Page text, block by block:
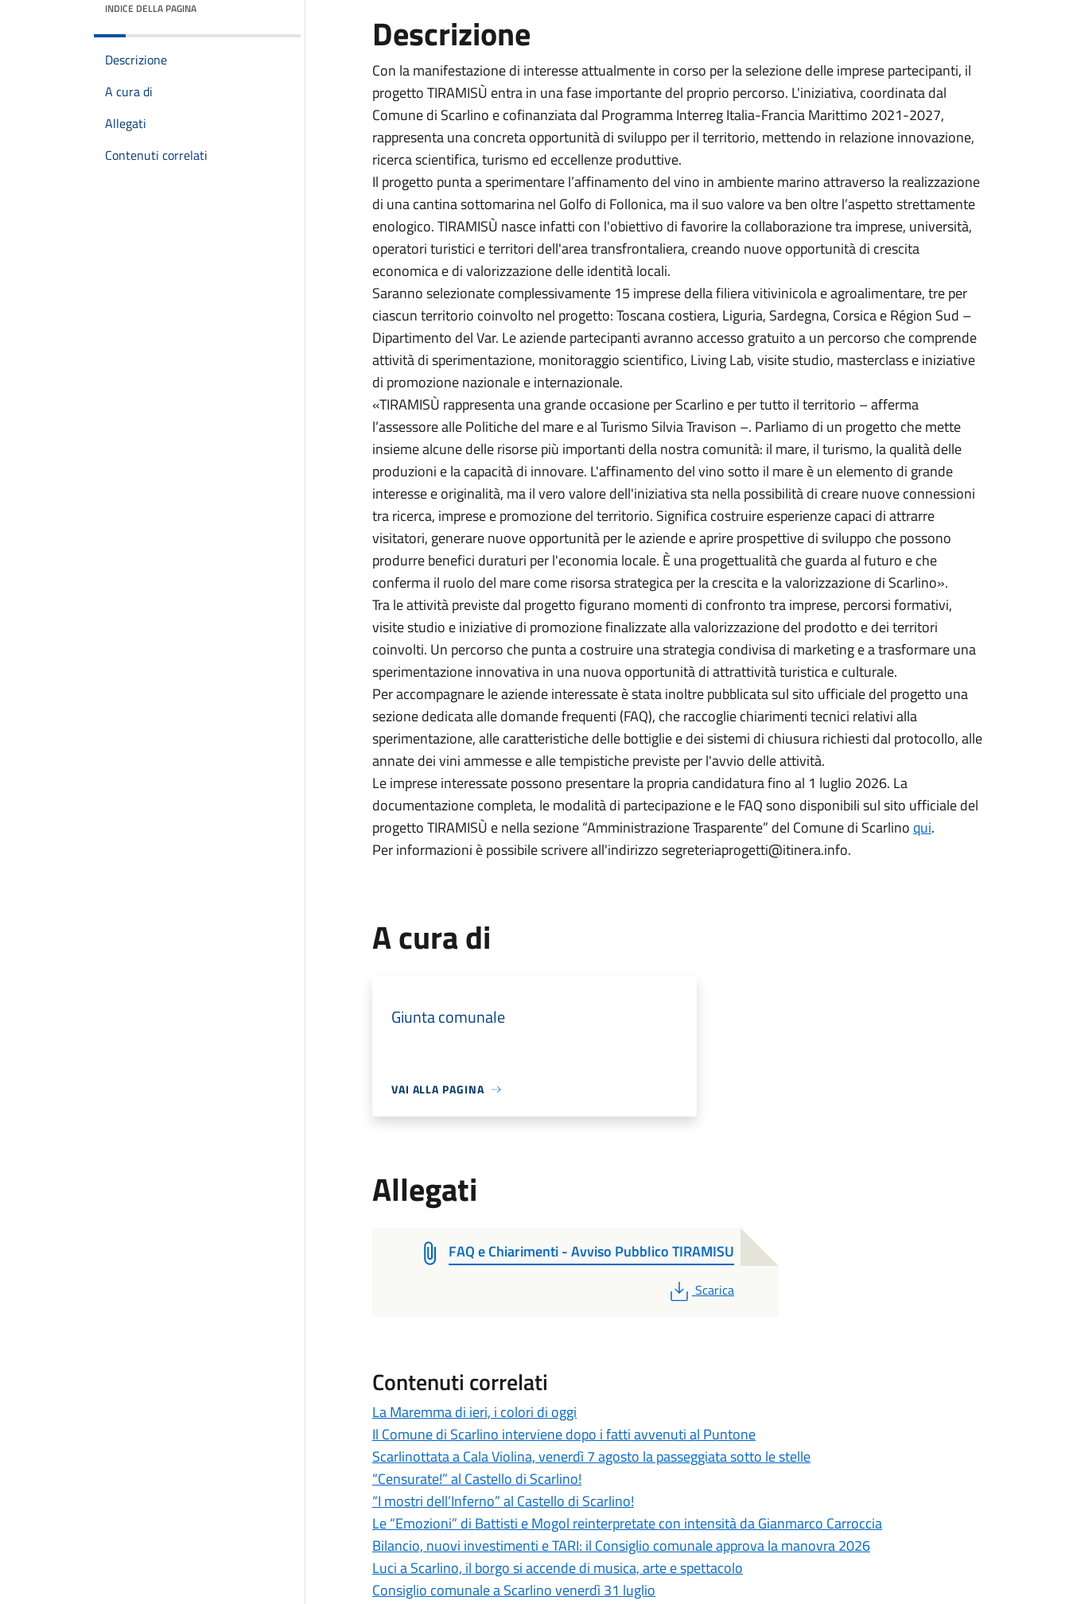
INDICE DELLA PAGINA
Descrizione
A cura di
Allegati
Contenuti correlati
Descrizione
Con la manifestazione di interesse attualmente in corso per la selezione delle imprese partecipanti, il
progetto TIRAMISÙ entra in una fase importante del proprio percorso. L'iniziativa, coordinata dal
Comune di Scarlino e cofinanziata dal Programma Interreg Italia-Francia Marittimo 2021-2027,
rappresenta una concreta opportunità di sviluppo per il territorio, mettendo in relazione innovazione,
ricerca scientifica, turismo ed eccellenze produttive.
Il progetto punta a sperimentare l’affinamento del vino in ambiente marino attraverso la realizzazione
di una cantina sottomarina nel Golfo di Follonica, ma il suo valore va ben oltre l’aspetto strettamente
enologico. TIRAMISÙ nasce infatti con l'obiettivo di favorire la collaborazione tra imprese, università,
operatori turistici e territori dell'area transfrontaliera, creando nuove opportunità di crescita
economica e di valorizzazione delle identità locali.
Saranno selezionate complessivamente 15 imprese della filiera vitivinicola e agroalimentare, tre per
ciascun territorio coinvolto nel progetto: Toscana costiera, Liguria, Sardegna, Corsica e Région Sud –
Dipartimento del Var. Le aziende partecipanti avranno accesso gratuito a un percorso che comprende
attività di sperimentazione, monitoraggio scientifico, Living Lab, visite studio, masterclass e iniziative
di promozione nazionale e internazionale.
«TIRAMISÙ rappresenta una grande occasione per Scarlino e per tutto il territorio – afferma
l’assessore alle Politiche del mare e al Turismo Silvia Travison –. Parliamo di un progetto che mette
insieme alcune delle risorse più importanti della nostra comunità: il mare, il turismo, la qualità delle
produzioni e la capacità di innovare. L'affinamento del vino sotto il mare è un elemento di grande
interesse e originalità, ma il vero valore dell'iniziativa sta nella possibilità di creare nuove connessioni
tra ricerca, imprese e promozione del territorio. Significa costruire esperienze capaci di attrarre
visitatori, generare nuove opportunità per le aziende e aprire prospettive di sviluppo che possono
produrre benefici duraturi per l'economia locale. È una progettualità che guarda al futuro e che
conferma il ruolo del mare come risorsa strategica per la crescita e la valorizzazione di Scarlino».
Tra le attività previste dal progetto figurano momenti di confronto tra imprese, percorsi formativi,
visite studio e iniziative di promozione finalizzate alla valorizzazione del prodotto e dei territori
coinvolti. Un percorso che punta a costruire una strategia condivisa di marketing e a trasformare una
sperimentazione innovativa in una nuova opportunità di attrattività turistica e culturale.
Per accompagnare le aziende interessate è stata inoltre pubblicata sul sito ufficiale del progetto una
sezione dedicata alle domande frequenti (FAQ), che raccoglie chiarimenti tecnici relativi alla
sperimentazione, alle caratteristiche delle bottiglie e dei sistemi di chiusura richiesti dal protocollo, alle
annate dei vini ammesse e alle tempistiche previste per l'avvio delle attività.
Le imprese interessate possono presentare la propria candidatura fino al 1 luglio 2026. La
documentazione completa, le modalità di partecipazione e le FAQ sono disponibili sul sito ufficiale del
progetto TIRAMISÙ e nella sezione “Amministrazione Trasparente” del Comune di Scarlino qui.
Per informazioni è possibile scrivere all'indirizzo segreteriaprogetti@itinera.info.
A cura di
Giunta comunale
VAI ALLA PAGINA
Allegati
FAQ e Chiarimenti - Avviso Pubblico TIRAMISU
PDF
Scarica
Contenuti correlati
La Maremma di ieri, i colori di oggi
Il Comune di Scarlino interviene dopo i fatti avvenuti al Puntone
Scarlinottata a Cala Violina, venerdì 7 agosto la passeggiata sotto le stelle
“Censurate!” al Castello di Scarlino!
“I mostri dell’Inferno” al Castello di Scarlino!
Le “Emozioni” di Battisti e Mogol reinterpretate con intensità da Gianmarco Carroccia
Bilancio, nuovi investimenti e TARI: il Consiglio comunale approva la manovra 2026
Luci a Scarlino, il borgo si accende di musica, arte e spettacolo
Consiglio comunale a Scarlino venerdì 31 luglio